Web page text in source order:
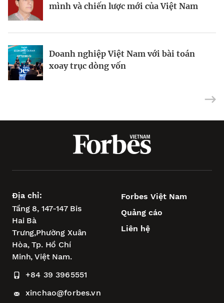
mình và chiến lược mới của Việt Nam
Doanh nghiệp Việt Nam với bài toán
xoay trục dòng vốn
trong tầm nhìn kinh tế của Canada tại
Siêu dự án tìm bệ phóng khi xoay trục
tăng trưởng
thời đại bất định
Vũng Tàu – “điểm tựa vịnh biển” để
TP.HCM vươn tầm châu Á
Địa chỉ:
Tầng 8, 147-147 Bis
Hai Bà
Trưng,Phường Xuân
Hòa,Tp. Hồ Chí
Minh, Việt Nam.
+84 39 3965551
xinchao@forbes.vn
Forbes Việt Nam
Quảng cáo
Liên hệ